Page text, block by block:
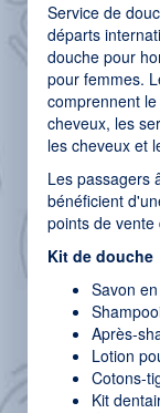
Service de
départs
douche pour
pour femmes.
comprennent
cheveux, les
les cheveux et
Les passagers
bénéficient
points de vente
Kit de douche
Savon
Après-
Lotion
Cotons-
Kit